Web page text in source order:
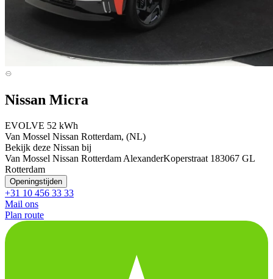
Nissan Micra
EVOLVE 52 kWh
Van Mossel Nissan Rotterdam, (NL)
Bekijk deze Nissan bij
Van Mossel Nissan Rotterdam AlexanderKoperstraat 183067 GL
Rotterdam
Openingstijden
+31 10 456 33 33
Mail ons
Plan route